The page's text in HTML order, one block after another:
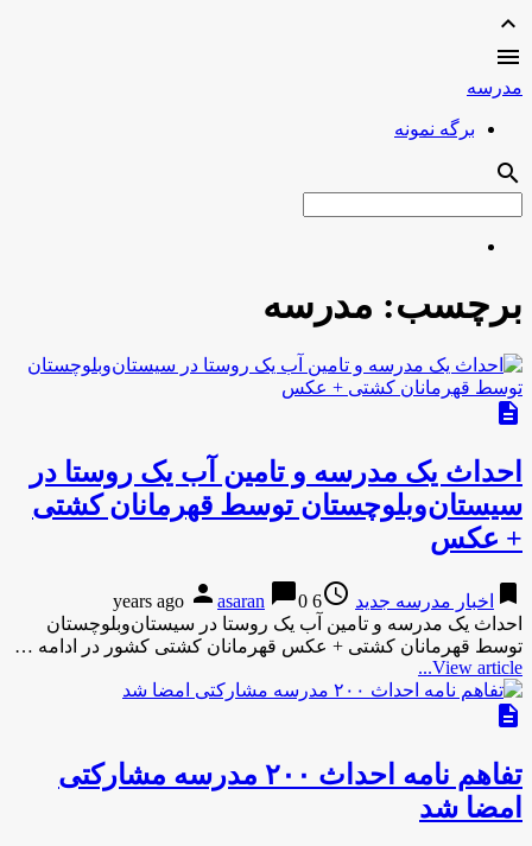
expand_less

مدرسه
برگه نمونه
search
برچسب: مدرسه
description
احداث یک مدرسه و تامین آب یک روستا در
سیستان‌وبلوچستان توسط قهرمانان کشتی
+ عکس
bookmark اخبار مدرسه جدید access_time
6 years ago
person asaran chat_bubble0
احداث یک مدرسه و تامین آب یک روستا در سیستان‌وبلوچستان
توسط قهرمانان کشتی + عکس قهرمانان کشتی کشور در ادامه …
View article...
description
تفاهم نامه احداث ۲۰۰ مدرسه مشارکتی
امضا شد